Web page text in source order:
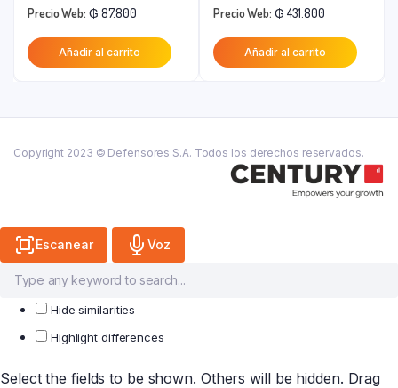
original
era:
Precio Web: ₲ 87.800
precio
actual
Añadir al carrito
original
era:
Precio Web: ₲ 431.800El
precio
actual
Añadir al carrito
Copyright 2023 © Defensores S.A. Todos los derechos reservados.
Escanear Voz
Hide similarities
Highlight differences
Select the fields to be shown. Others will be hidden. Drag